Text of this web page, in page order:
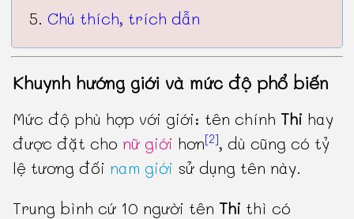
Chú thích, trích dẫn
Khuynh hướng giới và mức độ phổ biến
Mức độ phù hợp với giới: tên chính Thi hay
được đặt cho nữ giới hơn[2], dù cũng có tỷ
lệ tương đối nam giới sử dụng tên này.
Trung bình cứ 10 người tên Thi thì có